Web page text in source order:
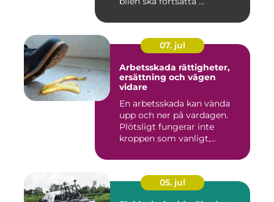
07. jul
Arbetsskada rättigheter,
ersättning och vägen
vidare
En arbetsskada kan vända
upp och ner på vardagen.
Plötsligt fungerar inte
kroppen som vanligt,
05. jul